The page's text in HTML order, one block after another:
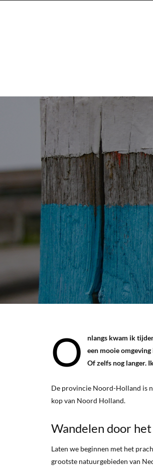
O nlangs kwam ik
een mooie
Of zelfs nog langer.
De provincie Noord-Holland is
kop van Noord Holland.
Wandelen door
Laten we beginnen met het
grootste natuurgebieden van